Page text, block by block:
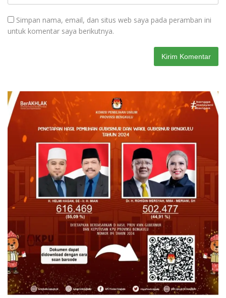
Simpan nama, email, dan situs web saya pada peramban ini
untuk komentar saya berikutnya.